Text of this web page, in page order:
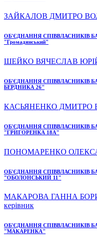
ЗАЙКАЛОВ ДМИТРО
ОБ'ЄДНАННЯ СПІВВЛАСНИКІВ
"Громадянський"
ШЕЙКО ВЯЧЕСЛАВ
ОБ'ЄДНАННЯ СПІВВЛАСНИКІВ
БЕРДНИКА 26"
КАСЬЯНЕНКО ДМИТРО
ОБ'ЄДНАННЯ СПІВВЛАСНИКІВ
"ГРИГОРЕНКА 18А"
ПОНОМАРЕНКО
ОБ'ЄДНАННЯ СПІВВЛАСНИКІВ
"ОБОЛОНСЬКИЙ 11"
МАКАРОВА ГАННА
керівник
ОБ'ЄДНАННЯ СПІВВЛАСНИКІВ
"МАКАРЕНКА"